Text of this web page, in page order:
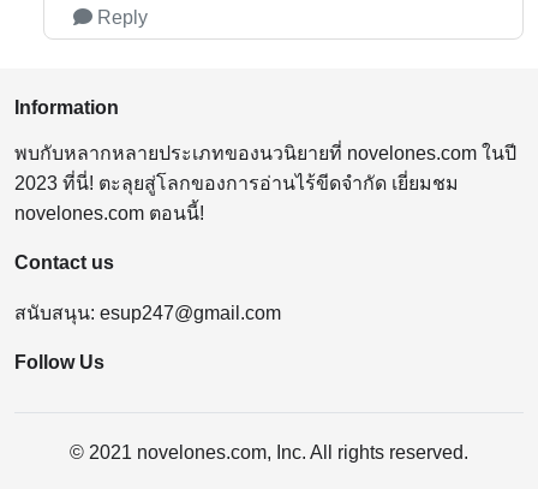
Reply
Information
พบกับหลากหลายประเภทของนวนิยายที่ novelones.com ในปี
2023 ที่นี่! ตะลุยสู่โลกของการอ่านไร้ขีดจำกัด เยี่ยมชม
novelones.com ตอนนี้!
Contact us
สนับสนุน: esup247@gmail.com
Follow Us
© 2021 novelones.com, Inc. All rights reserved.